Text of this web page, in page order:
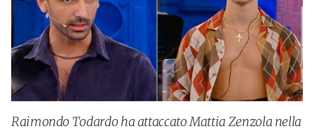
Raimondo Todardo ha attaccato Mattia Zenzola nella